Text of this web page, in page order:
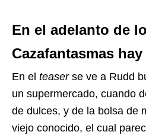
En el adelanto de
Cazafantasmas
En el teaserse ve a Rudd
un supermercado, cuando
de dulces, y de la bolsa de
viejo conocido, el cual